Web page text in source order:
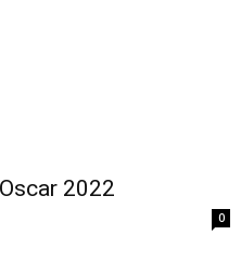
2022
0